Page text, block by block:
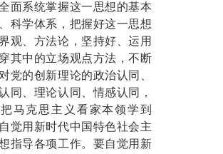
面系统掌握这一思想的基本
科学体系，把握好这一思想
观、方法论，坚持好、运用
其中的立场观点方法，不断
党的创新理论的政治认同、
同、理论认同、情感认同，
马克思主义看家本领学到
觉用新时代中国特色社会主
指导各项工作。要自觉用新